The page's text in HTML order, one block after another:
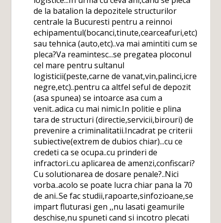
de la batalion la depozitele structurilor
centrale la Bucuresti pentru a reinnoi
echipamentul(bocanci,tinute,cearceafuri,etc)
sau tehnica (auto,etc)..va mai amintiti cum se
pleca?Va reamintesc...se pregatea ploconul
cel mare pentru sultanul
logisticii(peste,carne de vanat,vin,palinci,icre
negre,etc)..pentru ca altfel seful de depozit
(asa spunea) se intoarce asa cum a
venit..adica cu mai nimic.In politie e plina
tara de structuri (directie,servicii,birouri) de
prevenire a criminalitatii.Incadrat pe criterii
subiective(extrem de dubios chiar)...cu ce
credeti ca se ocupa..cu prinderi de
infractori..cu aplicarea de amenzi,confiscari?
Cu solutionarea de dosare penale?..Nici
vorba..acolo se poate lucra chiar pana la 70
de ani..Se fac studii,rapoarte,sinfozioane,se
impart fluturasi gen ,,nu lasati geamurile
deschise,nu spuneti cand si incotro plecati